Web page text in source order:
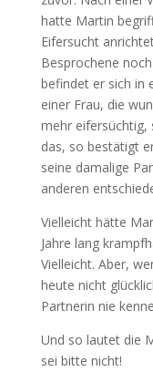
hatte Martin
Eifersucht
Besprochene
befindet er sich in
einer Frau, die
mehr eifersüchtig,
das, so bestätigt
seine damalige
anderen
Vielleicht hätte
Jahre lang
Vielleicht. Aber,
heute nicht
Partnerin nie
Und so lautet die
sei bitte nicht!